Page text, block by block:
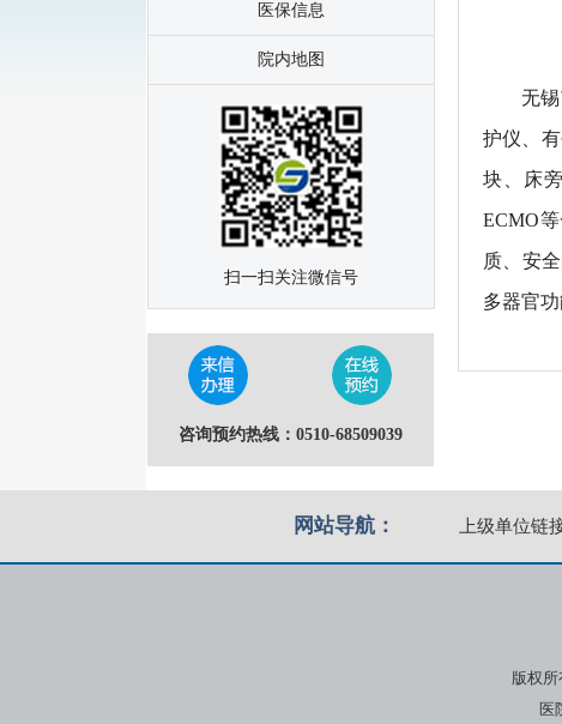
医保信息
院内地图
扫一扫关注微信号
咨询预约热线：0510-68509039
无
护仪、
块、床
ECMO
质、安
多器官
网站导航： 上级单位链
版权
医